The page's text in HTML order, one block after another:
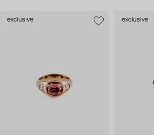
exclusive exclusive